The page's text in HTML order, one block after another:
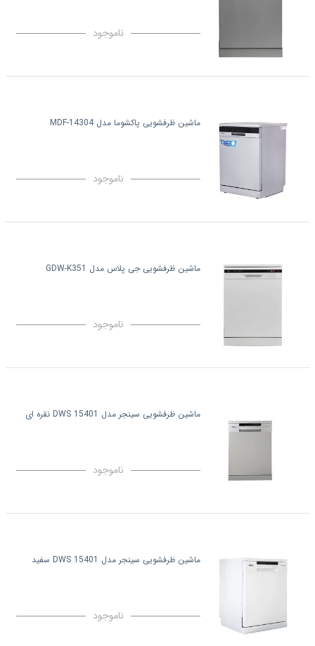
ناموجود
ماشین ظرفشویی پاکشوما مدل MDF-14304
ناموجود
ماشین ظرفشویی جی پلاس مدل GDW-K351
ناموجود
ماشین ظرفشویی سینجر مدل DWS 15401 نقره ای
ناموجود
ماشین ظرفشویی سینجر مدل DWS 15401 سفید
ناموجود